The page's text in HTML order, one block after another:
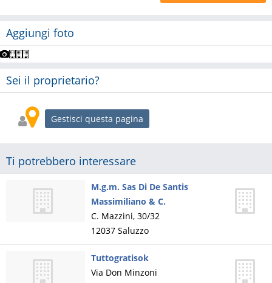
Aggiungi foto
Sei il proprietario?
Gestisci questa pagina
Ti potrebbero interessare
M.g.m. Sas Di De Santis
Massimiliano & C.
C. Mazzini, 30/32
12037 Saluzzo
Tuttogratisok
Via Don Minzoni